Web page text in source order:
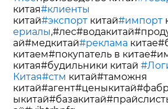
китая#клиенты
китай#экспорт китай#импорт
ериалы
ай#медкитай#реклама
китаем#покупатель в
китая#будильники китай
Китая#стм китай#таможня